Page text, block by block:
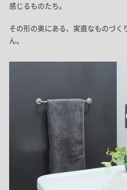
感じるものたち。
その形の奥にある、実直なものづく
ん。